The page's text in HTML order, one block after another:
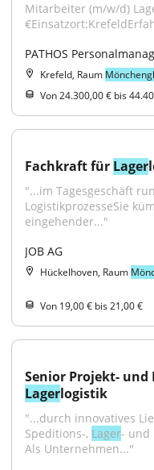
Mitarbeiter (m/w/d)
PATHOS
Krefeld, Raum
Von 24.300,00 € bis
Fachkraft für Lager
"...im Tagesgeschäft
LogistikprozesseSie
eingehender..."
JOB AG
Hückelhoven, Raum
Von 19,00 € bis 21,00 €
Lagerlogistik
"...durch innovatives
Speditions-, Lager- und
Als Unternehmen..."